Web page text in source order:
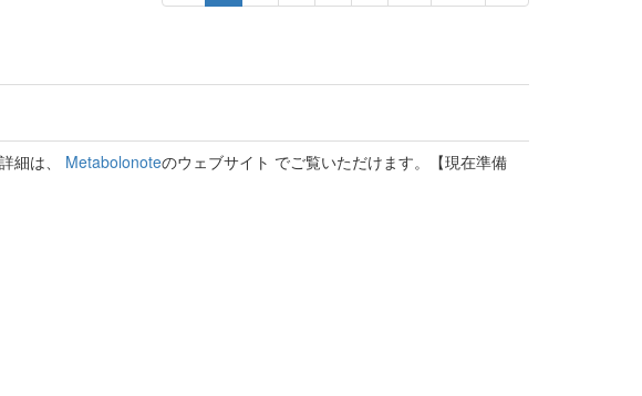
細は、 Metabolonoteのウェブサイト でご覧いただけます。【現在準備